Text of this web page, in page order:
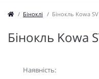
Біноклі Бінокль Kowa
Бінокль Kowa
Наявність: